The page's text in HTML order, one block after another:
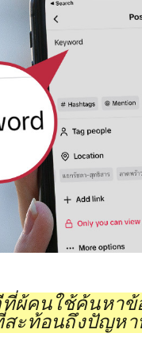
ที่ผู้คนใช้ค้นหา
ะท้อนถึงปัญห